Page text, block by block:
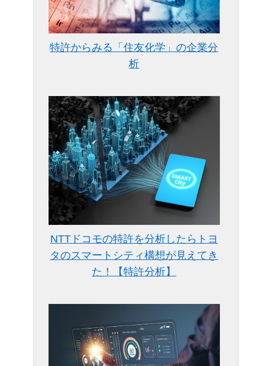
特許からみる「住友化学」の企業分
析
NTTドコモの特許を分析したらトヨ
タのスマートシティ構想が見えてき
た！【特許分析】